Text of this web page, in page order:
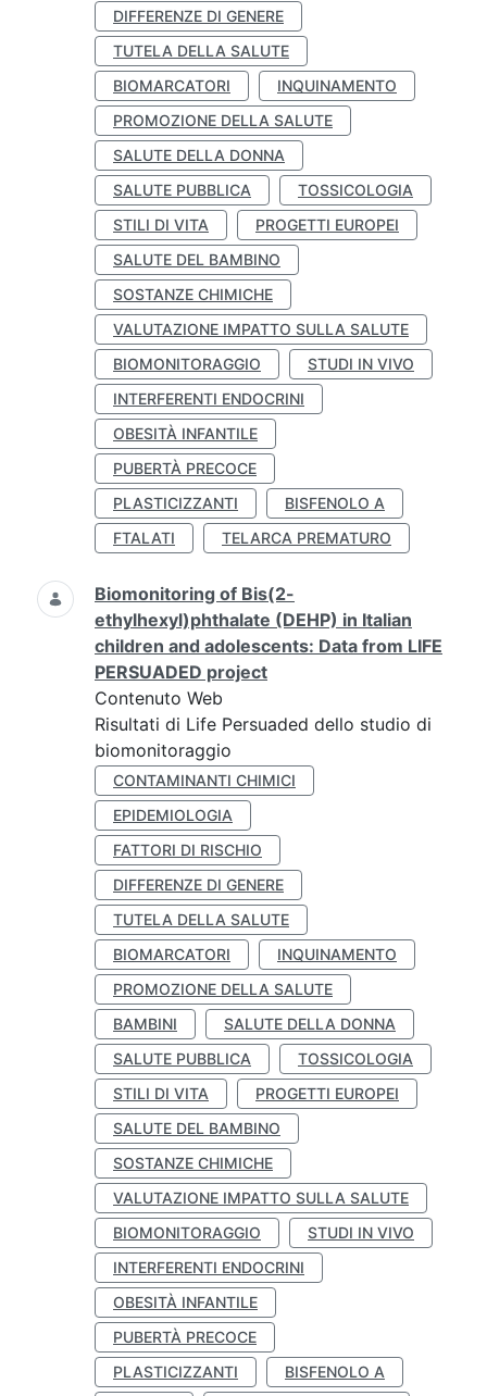
DIFFERENZE DI GENERE
TUTELA DELLA SALUTE
BIOMARCATORI
INQUINAMENTO
PROMOZIONE DELLA SALUTE
SALUTE DELLA DONNA
SALUTE PUBBLICA
TOSSICOLOGIA
STILI DI VITA
PROGETTI EUROPEI
SALUTE DEL BAMBINO
SOSTANZE CHIMICHE
VALUTAZIONE IMPATTO SULLA SALUTE
BIOMONITORAGGIO
STUDI IN VIVO
INTERFERENTI ENDOCRINI
OBESITÀ INFANTILE
PUBERTÀ PRECOCE
PLASTICIZZANTI
BISFENOLO A
FTALATI
TELARCA PREMATURO
Biomonitoring of Bis(2-
ethylhexyl)phthalate (DEHP) in Italian
children and adolescents: Data from LIFE
PERSUADED project
Contenuto Web
Risultati di Life Persuaded dello studio di
biomonitoraggio
CONTAMINANTI CHIMICI
EPIDEMIOLOGIA
FATTORI DI RISCHIO
DIFFERENZE DI GENERE
TUTELA DELLA SALUTE
BIOMARCATORI
INQUINAMENTO
PROMOZIONE DELLA SALUTE
BAMBINI
SALUTE DELLA DONNA
SALUTE PUBBLICA
TOSSICOLOGIA
STILI DI VITA
PROGETTI EUROPEI
SALUTE DEL BAMBINO
SOSTANZE CHIMICHE
VALUTAZIONE IMPATTO SULLA SALUTE
BIOMONITORAGGIO
STUDI IN VIVO
INTERFERENTI ENDOCRINI
OBESITÀ INFANTILE
PUBERTÀ PRECOCE
PLASTICIZZANTI
BISFENOLO A